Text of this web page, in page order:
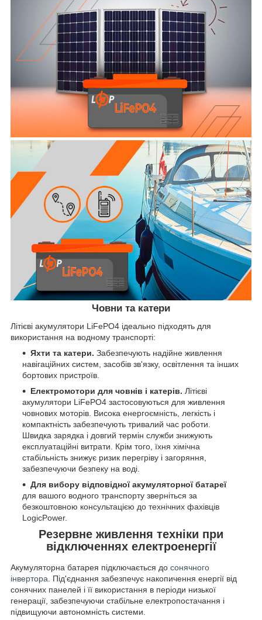
Човни та катери
Літієві акумулятори LiFePO4 ідеально підходять для
використання на водному транспорті:
Яхти та катери. Забезпечують надійне живлення
навігаційних систем, засобів зв'язку, освітлення та інших
бортових пристроїв.
Електромотори для човнів і катерів. Літієві
акумулятори LiFePO4 застосовуються для живлення
човнових моторів. Висока енергоємність, легкість і
компактність забезпечують тривалий час роботи.
Швидка зарядка і довгий термін служби знижують
експлуатаційні витрати. Крім того, їхня хімічна
стабільність знижує ризик перегріву і загоряння,
забезпечуючи безпеку на воді.
Для вибору відповідної акумуляторної батареї
для вашого водного транспорту зверніться за
безкоштовною консультацією до технічних фахівців
LogicPower.
Резервне живлення техніки при
відключеннях електроенергії
Акумуляторна батарея підключається до сонячного
інвертора . Під'єднання забезпечує накопичення енергії від
сонячних панелей і її використання в періоди низької
генерації, забезпечуючи стабільне електропостачання і
підвищуючи автономність системи.